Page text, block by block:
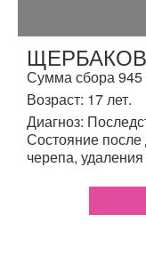
Сумма сбора 945
Возраст: 17 лет.
Диагноз:
Состояние
черепа,